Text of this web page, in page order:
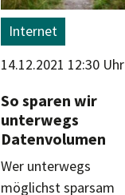
Internet
14.12.2021 12:30 Uhr
So sparen wir
unterwegs
Datenvolumen
Wer unterwegs
möglichst sparsam